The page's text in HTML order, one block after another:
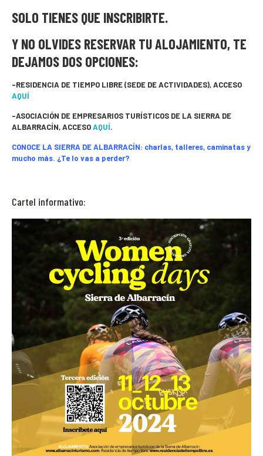
SOLO TIENES QUE INSCRIBIRTE.
Y NO OLVIDES RESERVAR TU ALOJAMIENTO, TE
DEJAMOS DOS OPCIONES:
-RESIDENCIA DE TIEMPO LIBRE (SEDE DE ACTIVIDADES), ACCESO
AQUÍ
-ASOCIACIÓN DE EMPRESARIOS TURÍSTICOS DE LA SIERRA DE
ALBARRACÍN, ACCESOAQUÍ.
CONOCE LA SIERRA DE ALBARRACÍN: charlas, talleres, caminatas y
mucho más. ¿Te lo vas a perder?
Cartel informativo: